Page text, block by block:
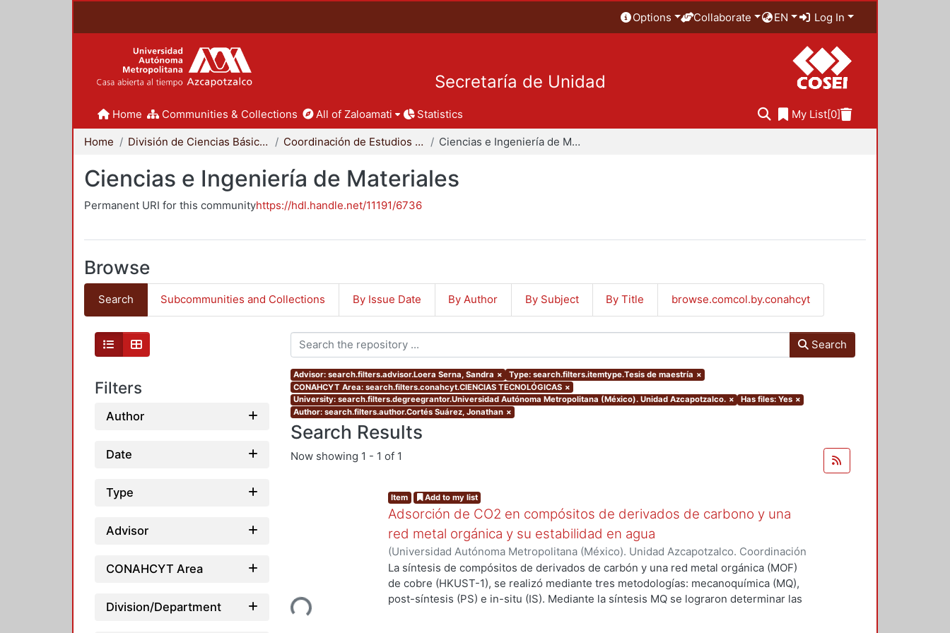
Options Collaborate EN Log In
Secretaría de Unidad
Home Communities & Collections All of Zaloamati Statistics My List[0]
Home División de Ciencias Básicas e Ingeniería Coordinación de Estudios de Posgrado - CBI Ciencias e Ingeniería de Materiales
Ciencias e Ingeniería de Materiales
Permanent URI for this communityhttps://hdl.handle.net/11191/6736
Browse
Search Subcommunities and Collections By Issue Date By Author By Subject By Title browse.comcol.by.conahcyt
Filters
Author
Date
Type
Advisor
CONAHCYT Area
Division/Department
Search
Advisor: search.filters.advisor.Loera Serna, Sandra × Type: search.filters.itemtype.Tesis de maestría ×
CONAHCYT Area: search.filters.conahcyt.CIENCIAS TECNOLÓGICAS ×
University: search.filters.degreegrantor.Universidad Autónoma Metropolitana (México). Unidad Azcapotzalco. × Has files: Yes ×
Author: search.filters.author.Cortés Suárez, Jonathan ×
Search Results
Now showing 1 - 1 of 1
Loading...
Item Add to my list
Adsorción de CO2 en compósitos de derivados de carbono y una
red metal orgánica y su estabilidad en agua
(Universidad Autónoma Metropolitana (México). Unidad Azcapotzalco. Coordinación
de Servicios de Información.,2019-06)Cortés Suárez, Jonathan
La síntesis de compósitos de derivados de carbón y una red metal orgánica (MOF)
de cobre (HKUST-1), se realizó mediante tres metodologías: mecanoquímica (MQ),
post-síntesis (PS) e in-situ (IS). Mediante la síntesis MQ se lograron determinar las